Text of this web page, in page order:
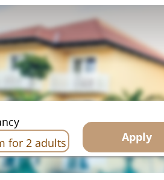
for 2 adults Apply